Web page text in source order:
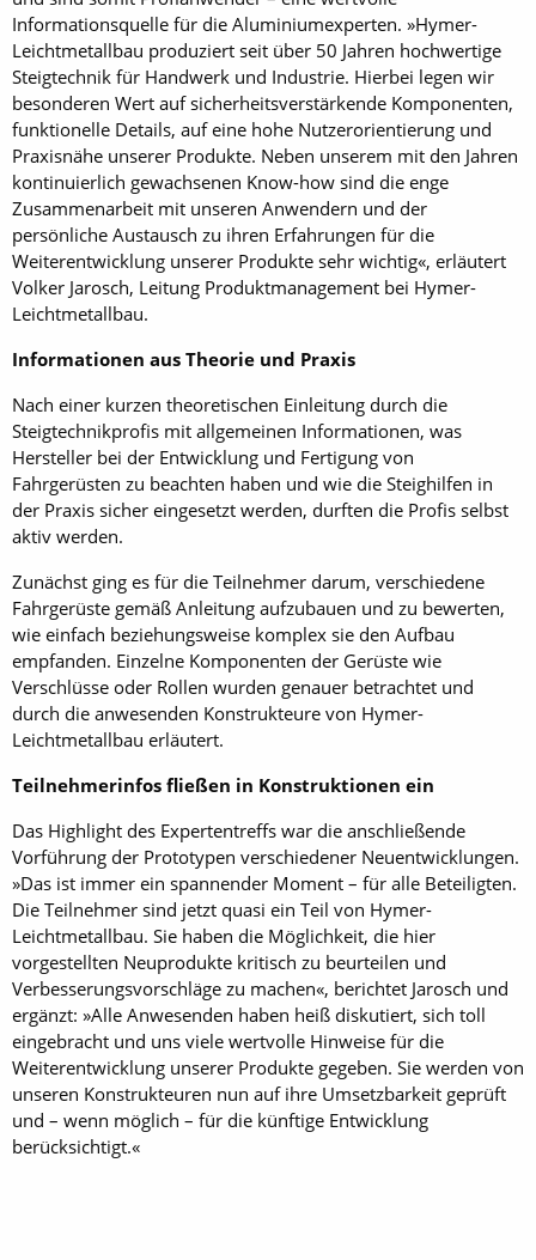
Informationsquelle für die Aluminiumexperten. »Hymer-
Leichtmetallbau produziert seit über 50 Jahren hochwertige
Steigtechnik für Handwerk und Industrie. Hierbei legen wir
besonderen Wert auf sicherheitsverstärkende Komponenten,
funktionelle Details, auf eine hohe Nutzerorientierung und
Praxisnähe unserer Produkte. Neben unserem mit den Jahren
kontinuierlich gewachsenen Know-how sind die enge
Zusammenarbeit mit unseren Anwendern und der
persönliche Austausch zu ihren Erfahrungen für die
Weiterentwicklung unserer Produkte sehr wichtig«, erläutert
Volker Jarosch, Leitung Produktmanagement bei Hymer-
Leichtmetallbau.
Informationen aus Theorie und Praxis
Nach einer kurzen theoretischen Einleitung durch die
Steigtechnikprofis mit allgemeinen Informationen, was
Hersteller bei der Entwicklung und Fertigung von
Fahrgerüsten zu beachten haben und wie die Steighilfen in
der Praxis sicher eingesetzt werden, durften die Profis selbst
aktiv werden.
Zunächst ging es für die Teilnehmer darum, verschiedene
Fahrgerüste gemäß Anleitung aufzubauen und zu bewerten,
wie einfach beziehungsweise komplex sie den Aufbau
empfanden. Einzelne Komponenten der Gerüste wie
Verschlüsse oder Rollen wurden genauer betrachtet und
durch die anwesenden Konstrukteure von Hymer-
Leichtmetallbau erläutert.
Teilnehmerinfos fließen in Konstruktionen ein
Das Highlight des Expertentreffs war die anschließende
Vorführung der Prototypen verschiedener Neuentwicklungen.
»Das ist immer ein spannender Moment – für alle Beteiligten.
Die Teilnehmer sind jetzt quasi ein Teil von Hymer-
Leichtmetallbau. Sie haben die Möglichkeit, die hier
vorgestellten Neuprodukte kritisch zu beurteilen und
Verbesserungsvorschläge zu machen«, berichtet Jarosch und
ergänzt: »Alle Anwesenden haben heiß diskutiert, sich toll
eingebracht und uns viele wertvolle Hinweise für die
Weiterentwicklung unserer Produkte gegeben. Sie werden von
unseren Konstrukteuren nun auf ihre Umsetzbarkeit geprüft
und – wenn möglich – für die künftige Entwicklung
berücksichtigt.«